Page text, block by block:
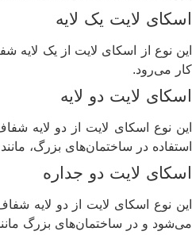
اسکای لایت یک لایه
این نوع از اسکای لایت از یک لایه
کار می‌رود.
اسکای لایت دو لایه
این نوع اسکای لایت از دو لایه
استفاده در ساختمان‌های بزرگ،
اسکای لایت دو جداره
این نوع اسکای لایت از دو لایه
می‌شود و در ساختمان‌های بزرگ